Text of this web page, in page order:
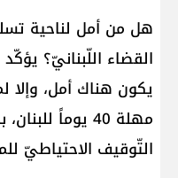
هل من أمل لناحية
القضاء اللّبنانيّ؟
يكون هناك أمل، وإلا
التّوقيف الاحتياطيّ